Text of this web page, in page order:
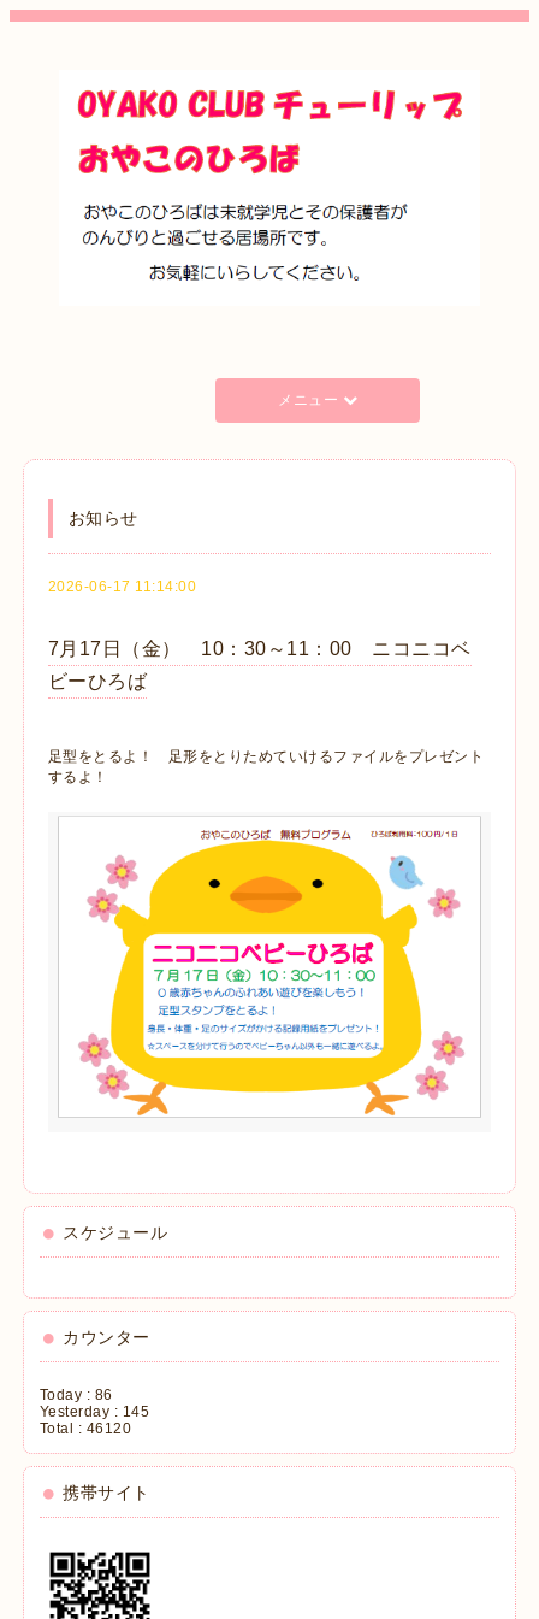
メニュー
お知らせ
2026-06-17 11:14:00
7月17日（金） 10：30～11：00 ニコニコベ
ビーひろば
足型をとるよ！ 足形をとりためていけるファイルをプレゼント
するよ！
スケジュール
カウンター
Today : 86
Yesterday : 145
Total : 46120
携帯サイト